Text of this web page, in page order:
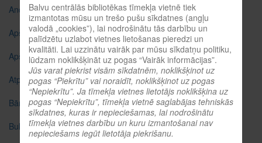
Andžāne, Veneranda
Apšeniece-Akula, Leontīne
Apšinieks, Pēteris
Atpile-Jugane, Ineta
Bārda, Jānis
Bukšs, Miķelis
Balvu centrālās bibliotēkas tīmekļa vietnē tiek
izmantotas mūsu un trešo pušu sīkdatnes (angļu
valodā „cookies”), lai nodrošinātu tās darbību un
palīdzētu uzlabot vietnes lietošanas pieredzi un
kvalitāti. Lai uzzinātu vairāk par mūsu sīkdatņu politiku,
lūdzam noklikšķināt uz pogas “Vairāk informācijas”.
Jūs varat piekrist visām sīkdatnēm, noklikšķinot uz
pogas “Piekrītu” vai noraidīt, noklikšķinot uz pogas
“Nepiekrītu”. Ja tīmekļa vietnes lietotājs noklikšķina uz
pogas “Nepiekrītu”, tīmekļa vietnē saglabājas tehniskās
sīkdatnes, kuras ir nepieciešamas, lai nodrošinātu
tīmekļa vietnes darbību un kuru izmantošanai nav
nepieciešams iegūt lietotāja piekrišanu.